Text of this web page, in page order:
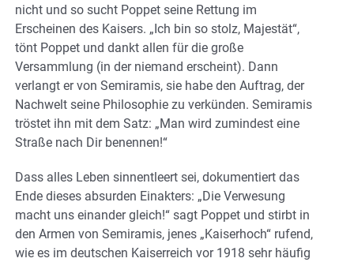
nicht und so sucht Poppet seine Rettung im
Erscheinen des Kaisers. „Ich bin so stolz, Majestät“,
tönt Poppet und dankt allen für die große
Versammlung (in der niemand erscheint). Dann
verlangt er von Semiramis, sie habe den Auftrag, der
Nachwelt seine Philosophie zu verkünden. Semiramis
tröstet ihn mit dem Satz: „Man wird zumindest eine
Straße nach Dir benennen!“
Dass alles Leben sinnentleert sei, dokumentiert das
Ende dieses absurden Einakters: „Die Verwesung
macht uns einander gleich!“ sagt Poppet und stirbt in
den Armen von Semiramis, jenes „Kaiserhoch“ rufend,
wie es im deutschen Kaiserreich vor 1918 sehr häufig